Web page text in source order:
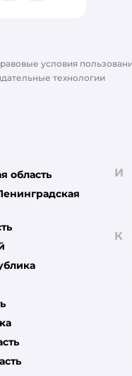
условия
технологии
область
И
К